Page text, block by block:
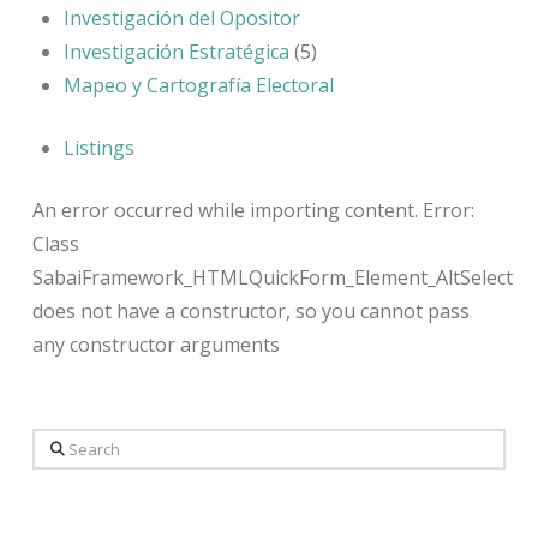
Investigación del Opositor
Investigación Estratégica (5)
Mapeo y Cartografía Electoral
Listings
An error occurred while importing content. Error:
Class
SabaiFramework_HTMLQuickForm_Element_AltSelect
does not have a constructor, so you cannot pass
any constructor arguments
Search